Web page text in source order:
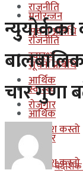
राजनीति
सूचना प्रबिधि
स्वास्थ्य
आर्थिक
रोजगार
कुन देश कस्तो
इजरायल
मनोरन्जन
राजनीति
सूचना प्रबिधि
स्वास्थ्य
आर्थिक
रोजगार
कुन देश कस्तो
चार गुणा
बैदेशिक